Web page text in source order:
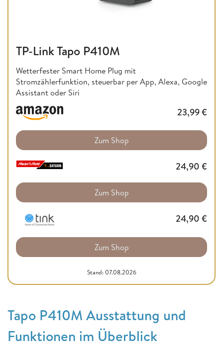
TP-Link Tapo P410M
Wetterfester Smart Home Plug mit
Stromzählerfunktion, steuerbar per App, Alexa, Google
Assistant oder Siri
23,99€
Zum Shop
24,90 €
Zum Shop
24,90 €
Zum Shop
Stand: 07.08.2026
Tapo P410M Ausstattung und
Funktionen im Überblick